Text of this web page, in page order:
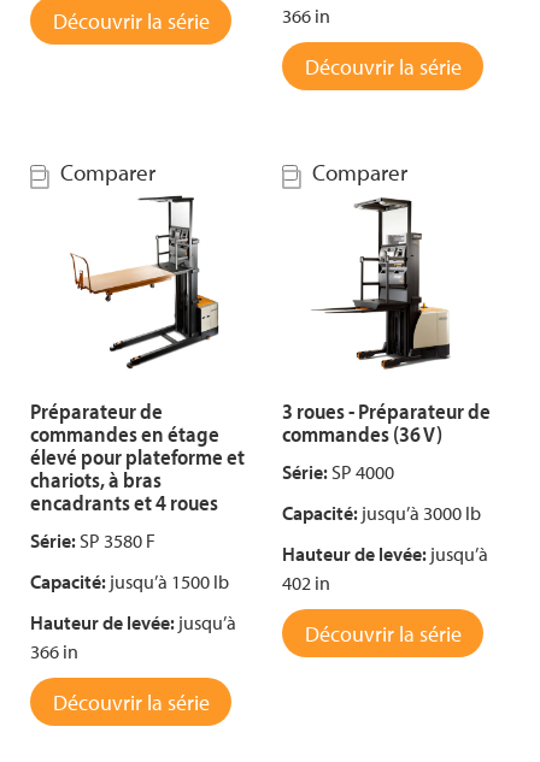
Découvrir la série 366 in
Découvrir la série
Comparer
Préparateur de
commandes en étage
élevé pour plateforme et
chariots, à bras
encadrants et 4 roues
Série:SP 3580 F
Capacité: jusqu’à 1500 lb
Hauteur de levée: jusqu’à
366 in
Découvrir la série
Comparer
3 roues - Préparateur de
commandes (36 V)
Série:SP 4000
Capacité: jusqu’à 3000 lb
Hauteur de levée: jusqu’à
402 in
Découvrir la série